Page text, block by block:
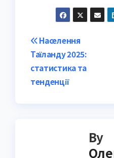
Post
navigation
Населення
Таїланду 2025:
статистика та
тенденції
By